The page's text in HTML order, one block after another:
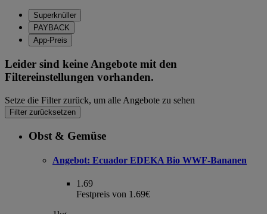
Superknüller
PAYBACK
App-Preis
Leider sind keine Angebote mit den
Filtereinstellungen vorhanden.
Setze die Filter zurück, um alle Angebote zu sehen
Filter zurücksetzen
Obst & Gemüse
Angebot: Ecuador EDEKA Bio WWF-Bananen
1.69
Festpreis von 1.69€